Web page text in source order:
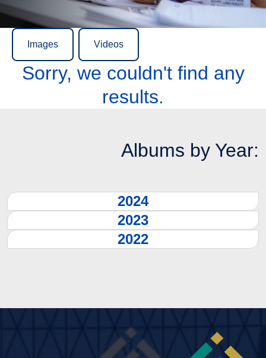
Images Videos
Sorry, we couldn't find any
results.
Albums by Year:
2024
2023
2022